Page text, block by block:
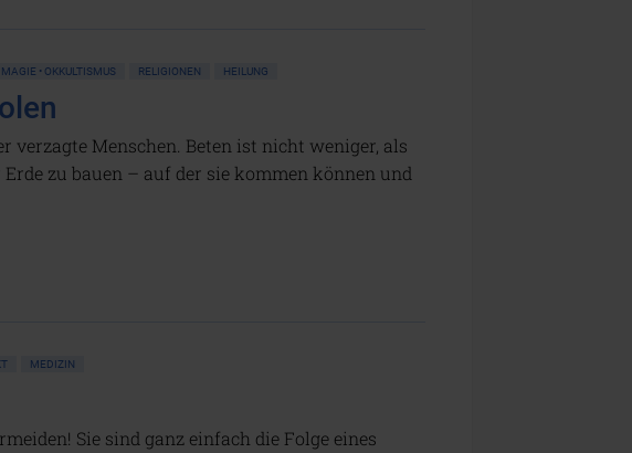
MAGIE • OKKULTISMUS RELIGIONEN HEILUNG
verzagte Menschen. Beten ist nicht weniger, als
zu bauen – auf der sie kommen können und
MEDIZIN
Sie sind ganz einfach die Folge eines